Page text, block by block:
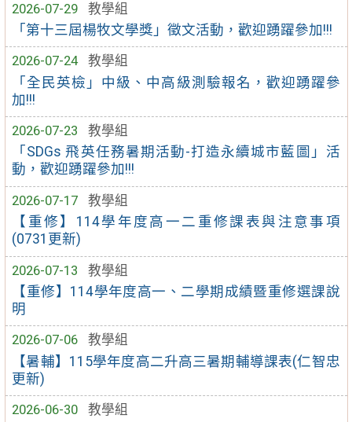
2026-07-29
教學組
「第十三屆楊牧文學獎」徵文活動，歡迎踴躍參加!!!
2026-07-24
教學組
「全民英檢」中級、中高級測驗報名，歡迎踴躍參
加!!!
2026-07-23
教學組
「SDGs 飛英任務暑期活動-打造永續城市藍圖」活
動，歡迎踴躍參加!!!
2026-07-17
教學組
【重修】114學年度高一二重修課表與注意事項
(0731更新)
2026-07-13
教學組
【重修】114學年度高一、二學期成績暨重修選課說
明
2026-07-06
教學組
【暑輔】115學年度高二升高三暑期輔導課表(仁智忠
更新)
2026-06-30
教學組